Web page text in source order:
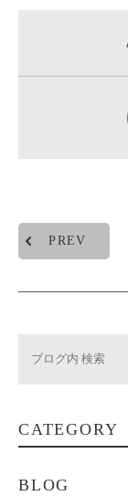
PREV
CATEGORY
BLOG